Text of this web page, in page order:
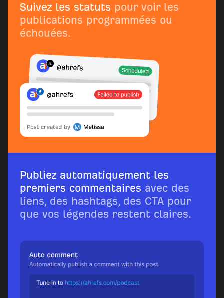
Suivez les statuts pour voir les
publications programmées ou
échouées.
Publiez automatiquement les
premiers commentaires avec des
liens, des hashtags, des CTA pour
que vos légendes restent claires.